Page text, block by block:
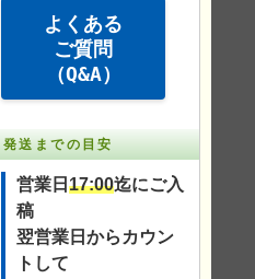
よくある
ご質問
（Q&A）
発送までの目安
営業日 17:00迄にご入
稿
翌営業日からカウン
トして